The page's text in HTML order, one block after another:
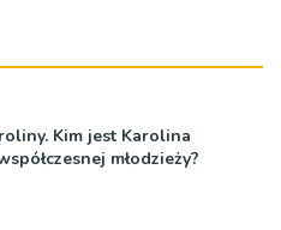
Kim jest Karolina
młodzieży?